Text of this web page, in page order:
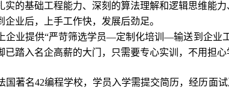
的基础工程能力、深刻的算法理解和逻辑思维能
业后，上手工作快，发展后劲足。
企业提供“严苛筛选学员—定制化培训—输送到企业
已踏入名企高薪的大门，只需要专心实训，不用担心
国著名42编程学校，学员入学需提交简历，经历面